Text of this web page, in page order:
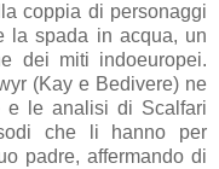
coppia di personaggi
la spada in acqua, un
dei miti indoeuropei.
(Kay e Bedivere) ne
e le analisi di Scalfari
che li hanno per
padre, affermando di